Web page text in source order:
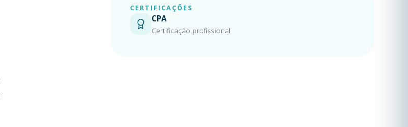
CERTIFICAÇÕES
CPA
Certificação profissional